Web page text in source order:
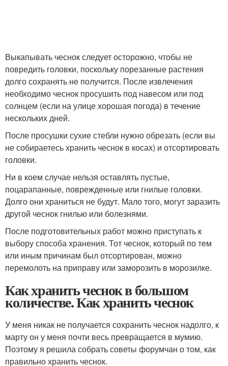
Выкапывать чеснок следует осторожно, чтобы не
повредить головки, поскольку порезанные растения
долго сохранять не получится. После извлечения
необходимо чеснок просушить под навесом или под
солнцем (если на улице хорошая погода) в течение
нескольких дней.
После просушки сухие стебли нужно обрезать (если вы
не собираетесь хранить чеснок в косах) и отсортировать
головки.
Ни в коем случае нельзя оставлять пустые,
поцарапанные, поврежденные или гнилые головки.
Долго они храниться не будут. Мало того, могут заразить
другой чеснок гнилью или болезнями.
После подготовительных работ можно приступать к
выбору способа хранения. Тот чеснок, который по тем
или иным причинам был отсортирован, можно
перемолоть на приправу или заморозить в морозилке.
Как хранить чеснок в большом
количестве. Как хранить чеснок
У меня никак не получается сохранить чеснок надолго, к
марту он у меня почти весь превращается в мумию.
Поэтому я решила собрать советы форумчан о том, как
правильно хранить чеснок.